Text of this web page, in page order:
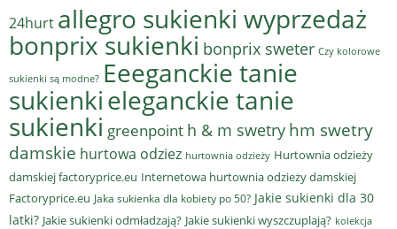
24hurt allegro sukienki wyprzedaż
bonprix sukienki bonprix sweter Czy kolorowe
sukienki są modne? Eeeganckie tanie
sukienkieleganckie tanie
sukienki greenpoint h & m swetry hm swetry
damskie hurtowa odziez hurtownia odzieży Hurtownia odzieży
damskiej factoryprice.eu Internetowa hurtownia odzieży damskiej
Factoryprice.eu Jaka sukienka dla kobiety po 50? Jakie sukienki dla 30
latki? Jakie sukienki odmładzają? Jakie sukienki wyszczuplają? kolekcja